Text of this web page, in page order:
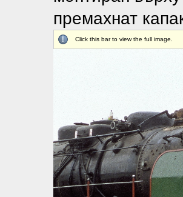
премахнат
Click this bar to view the full image.